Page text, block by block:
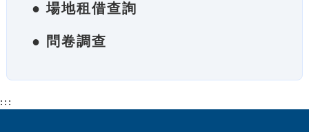
● 場地租借查詢
● 問卷調查
:::